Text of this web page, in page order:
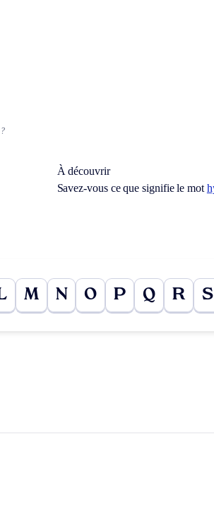
À découvrir
Savez-vous ce que signifie le mot
M N O P Q R S